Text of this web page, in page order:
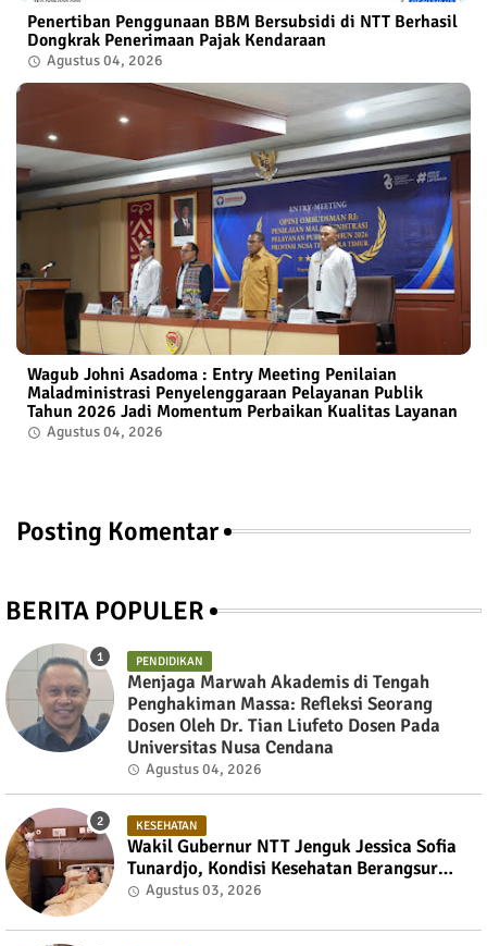
Penertiban Penggunaan BBM Bersubsidi di NTT Berhasil
Dongkrak Penerimaan Pajak Kendaraan
Agustus 04, 2026
Wagub Johni Asadoma : Entry Meeting Penilaian
Maladministrasi Penyelenggaraan Pelayanan Publik
Tahun 2026 Jadi Momentum Perbaikan Kualitas Layanan
Agustus 04, 2026
Posting Komentar
BERITA POPULER
PENDIDIKAN
Menjaga Marwah Akademis di Tengah
Penghakiman Massa: Refleksi Seorang
Dosen Oleh Dr. Tian Liufeto Dosen Pada
Universitas Nusa Cendana
Agustus 04, 2026
KESEHATAN
Wakil Gubernur NTT Jenguk Jessica Sofia
Tunardjo, Kondisi Kesehatan Berangsur
Membaik
Agustus 03, 2026